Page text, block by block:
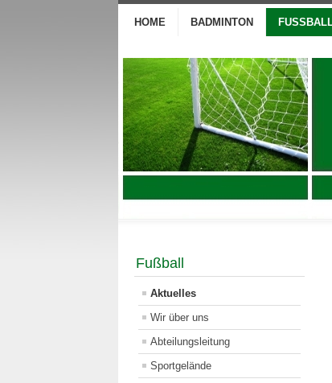
HOME BADMINTON FUSSBALL
Fußball
Aktuelles
Wir über uns
Abteilungsleitung
Sportgelände